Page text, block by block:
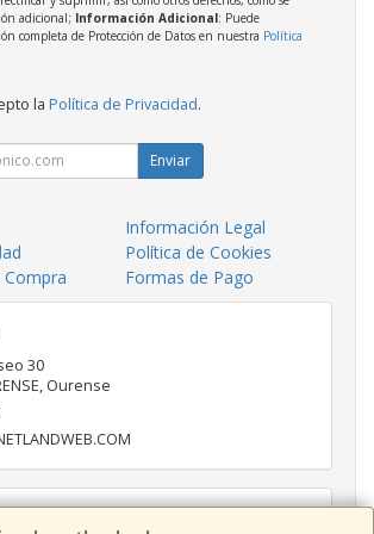
adicional; Información Adicional: Puede
completa de Protección de Datos en nuestra Política
la Política de Privacidad.
Enviar
Información Legal
Política de Cookies
Formas de Pago
30
, Ourense